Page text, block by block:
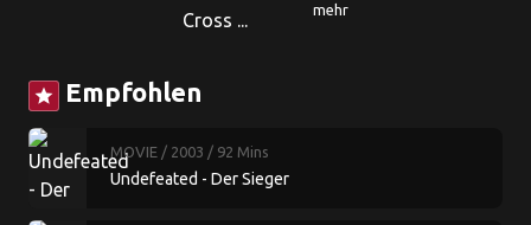
Cross ...
mehr
star Empfohlen
MOVIE / 2003 / 92 Mins
Undefeated - Der Sieger